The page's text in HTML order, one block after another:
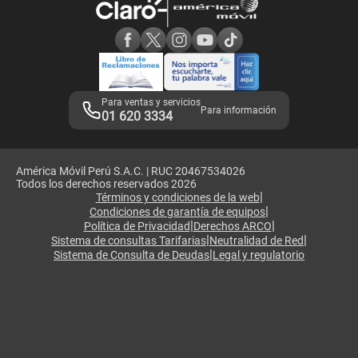
Adquirientes iPhone 6, 6S y SE
Mensaje de Seguridad
Términos y Condiciones de Tienda Claro
Libro de Reclamaciones
Legales de marketplace
Para ventas y servicios
01 620 3334 Para información
América Móvil Perú S.A.C. | RUC 20467534026
Todos los derechos reservados 2026
Términos y condiciones de la web|
Condiciones de garantía de equipos|
Política de Privacidad|Derechos ARCO|
Sistema de consultas Tarifarias|Neutralidad de Red|
Sistema de Consulta de Deudas|Legal y regulatorio